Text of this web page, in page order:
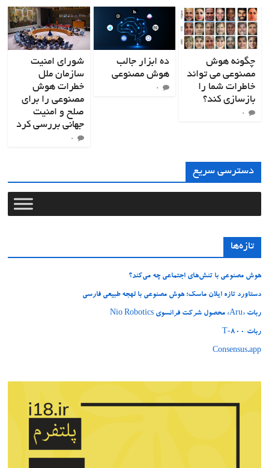
چگونه هوش
مصنوعی می تواند
خاطرات شما را
بازسازی کند؟
۰
ده ابزار جالب
هوش مصنوعی
۰
شورای امنیت
سازمان ملل
خطرات هوش
مصنوعی را برای
صلح و امنیت
جهانی بررسی کرد
۰
دسترسی سریع
تازه‌ها
هوش مصنوعی با تنش‌های اجتماعی چه می‌کند؟
دستاورد تازه ایلان ماسک؛ هوش مصنوعی با لهجه طبیعی فارسی
ربات «Aru» محصول شرکت فرانسوی Nio Robotics
ربات T‑800
Consensus.app